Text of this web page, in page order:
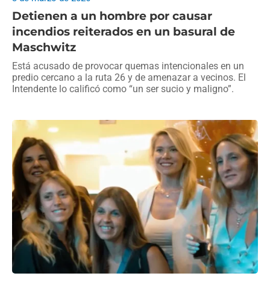
Detienen a un hombre por causar
incendios reiterados en un basural de
Maschwitz
Está acusado de provocar quemas intencionales en un
predio cercano a la ruta 26 y de amenazar a vecinos. El
Intendente lo calificó como “un ser sucio y maligno”.